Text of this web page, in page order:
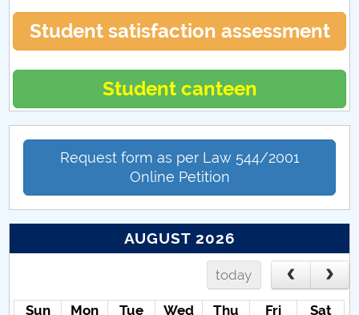
Student satisfaction assessment
Student canteen
Request form as per Law 544/2001
Online Petition
AUGUST 2026
today
Sun Mon Tue Wed Thu Fri
Sat